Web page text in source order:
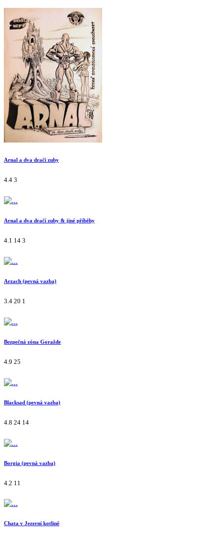
Arnal a dva dračí zuby
4.4 3
Arnal a dva dračí zuby & jiné příběhy
4.1 14 3
Arzach (pevná vazba)
3.4 20 1
Bezpečná zóna Goražde
4.9 25
Blacksad (pevná vazba)
4.8 24 14
Borgia (pevná vazba)
4.2 11
Chata v Jezerní kotlině